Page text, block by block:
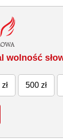
wolność
500 zł